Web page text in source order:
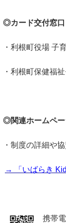
◎カード交付窓口
・利根町役場 子
・利根町保健福
◎関連ホームペー
・制度の詳細や
→ 「いばらき
携帯